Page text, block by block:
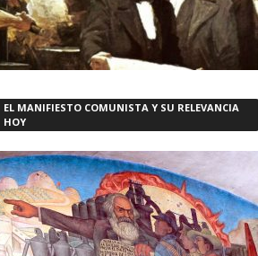
EL MANIFIESTO COMUNISTA Y SU RELEVANCIA
HOY